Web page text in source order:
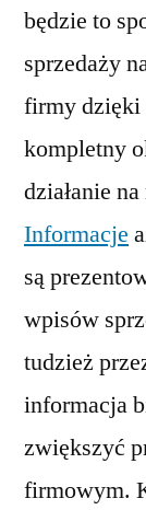
będzie to
sprzedaży
firmy dzięki
kompletny
działanie
Informacje
są
wpisów
tudzież
informacja
zwiększyć
firmowym.